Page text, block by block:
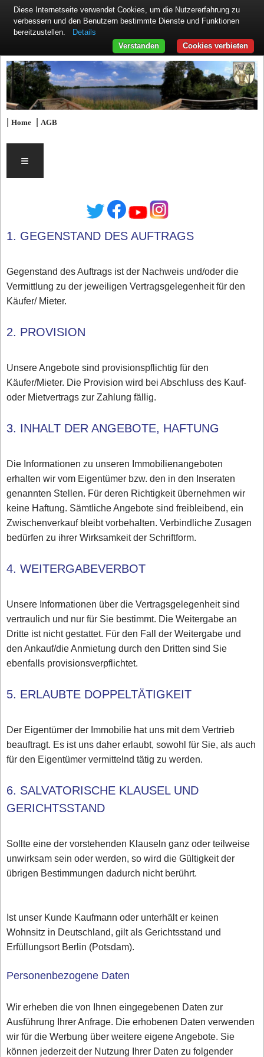
|Home |AGB
≡
1. GEGENSTAND DES AUFTRAGS
Gegenstand des Auftrags ist der Nachweis und/oder die
Vermittlung zu der jeweiligen Vertragsgelegenheit für den
Käufer/ Mieter.
2. PROVISION
Unsere Angebote sind provisionspflichtig für den
Käufer/Mieter. Die Provision wird bei Abschluss des Kauf-
oder Mietvertrags zur Zahlung fällig.
3. INHALT DER ANGEBOTE, HAFTUNG
Die Informationen zu unseren Immobilienangeboten
erhalten wir vom Eigentümer bzw. den in den Inseraten
genannten Stellen. Für deren Richtigkeit übernehmen wir
keine Haftung. Sämtliche Angebote sind freibleibend, ein
Zwischenverkauf bleibt vorbehalten. Verbindliche Zusagen
bedürfen zu ihrer Wirksamkeit der Schriftform.
4. WEITERGABEVERBOT
Unsere Informationen über die Vertragsgelegenheit sind
vertraulich und nur für Sie bestimmt. Die Weitergabe an
Dritte ist nicht gestattet. Für den Fall der Weitergabe und
den Ankauf/die Anmietung durch den Dritten sind Sie
ebenfalls provisionsverpflichtet.
5. ERLAUBTE DOPPELTÄTIGKEIT
Der Eigentümer der Immobilie hat uns mit dem Vertrieb
beauftragt. Es ist uns daher erlaubt, sowohl für Sie, als auch
für den Eigentümer vermittelnd tätig zu werden.
6. SALVATORISCHE KLAUSEL UND
GERICHTSSTAND
Sollte eine der vorstehenden Klauseln ganz oder teilweise
unwirksam sein oder werden, so wird die Gültigkeit der
übrigen Bestimmungen dadurch nicht berührt.
Ist unser Kunde Kaufmann oder unterhält er keinen
Wohnsitz in Deutschland, gilt als Gerichtsstand und
Erfüllungsort Berlin (Potsdam).
Personenbezogene Daten
Wir erheben die von Ihnen eingegebenen Daten zur
Ausführung Ihrer Anfrage. Die erhobenen Daten verwenden
wir für die Werbung über weitere eigene Angebote. Sie
können jederzeit der Nutzung Ihrer Daten zu folgender
Diese Internetseite verwendet Cookies, um die Nutzererfahrung zu
verbessern und den Benutzern bestimmte Dienste und Funktionen
bereitzustellen.
Details
Cookies verbieten
Verstanden